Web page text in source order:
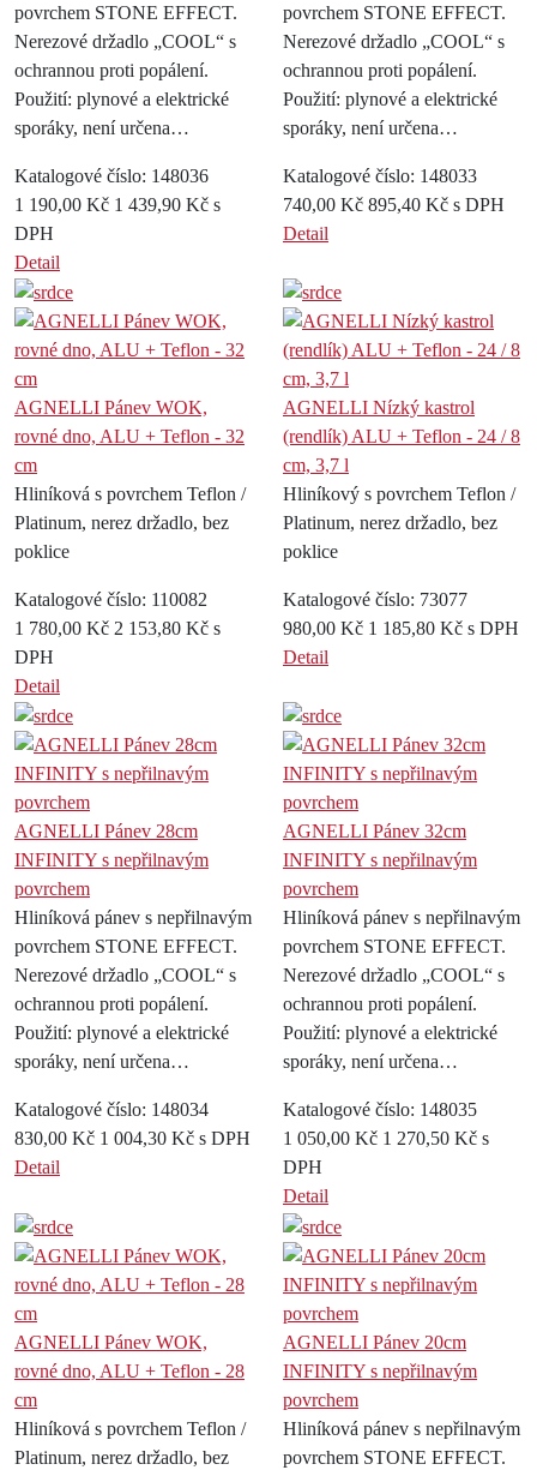
povrchem STONE EFFECT.
Nerezové držadlo „COOL“ s
ochrannou proti popálení.
Použití: plynové a elektrické
sporáky, není určena…
Katalogové číslo: 148036
1 190,00 Kč 1 439,90 Kč s
DPH
Detail
povrchem STONE EFFECT.
Nerezové držadlo „COOL“ s
ochrannou proti popálení.
Použití: plynové a elektrické
sporáky, není určena…
Katalogové číslo: 148033
740,00 Kč 895,40 Kč s DPH
Detail
AGNELLI Pánev WOK,
rovné dno, ALU + Teflon - 32
cm
Hliníková s povrchem Teflon /
Platinum, nerez držadlo, bez
poklice
Katalogové číslo: 110082
1 780,00 Kč 2 153,80 Kč s
DPH
Detail
AGNELLI Nízký kastrol
(rendlík) ALU + Teflon - 24 / 8
cm, 3,7 l
Hliníkový s povrchem Teflon /
Platinum, nerez držadlo, bez
poklice
Katalogové číslo: 73077
980,00 Kč 1 185,80 Kč s DPH
Detail
AGNELLI Pánev 28cm
INFINITY s nepřilnavým
povrchem
Hliníková pánev s nepřilnavým
povrchem STONE EFFECT.
Nerezové držadlo „COOL“ s
ochrannou proti popálení.
Použití: plynové a elektrické
sporáky, není určena…
Katalogové číslo: 148034
830,00 Kč 1 004,30 Kč s DPH
Detail
AGNELLI Pánev 32cm
INFINITY s nepřilnavým
povrchem
Hliníková pánev s nepřilnavým
povrchem STONE EFFECT.
Nerezové držadlo „COOL“ s
ochrannou proti popálení.
Použití: plynové a elektrické
sporáky, není určena…
Katalogové číslo: 148035
1 050,00 Kč 1 270,50 Kč s
DPH
Detail
AGNELLI Pánev WOK,
rovné dno, ALU + Teflon - 28
cm
Hliníková s povrchem Teflon /
Platinum, nerez držadlo, bez
AGNELLI Pánev 20cm
INFINITY s nepřilnavým
povrchem
Hliníková pánev s nepřilnavým
povrchem STONE EFFECT.